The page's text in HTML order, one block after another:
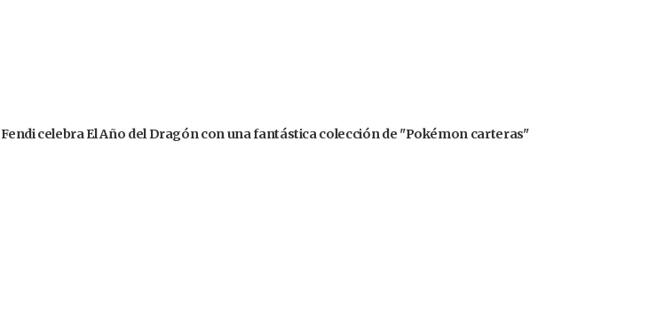
Fendi celebra El Año del Dragón con una fantástica colección de "Pokémon carteras"